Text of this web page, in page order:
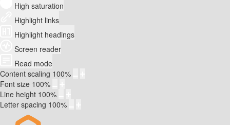
High saturation
Highlight links
Highlight headings
Screen reader
Read mode
Content scaling 100%
Font size 100%
Line height 100%
Letter spacing 100%